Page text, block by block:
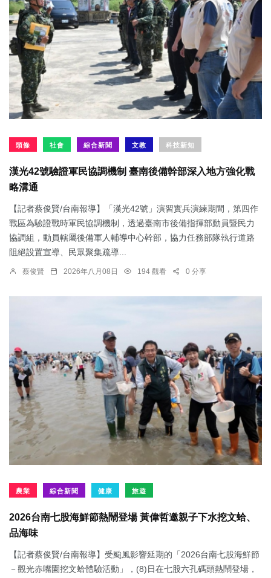
頭條 社會 綜合新聞 文教 科技新知
漢光42號驗證軍民協調機制 臺南後備幹部深入地方強化戰
略溝通
【記者蔡俊賢/台南報導】「漢光42號」演習實兵演練期間，第四作
戰區為驗證戰時軍民協調機制，透過臺南市後備指揮部動員暨民力
協調組，動員轄屬後備軍人輔導中心幹部，協力任務部隊執行道路
阻絕設置宣導、民眾聚集疏導...
蔡俊賢 2026年八月08日 194 觀看 0 分享
農業 綜合新聞 健康 旅遊
2026台南七股海鮮節熱鬧登場 黃偉哲邀親子下水挖文蛤、
品海味
【記者蔡俊賢/台南報導】受颱風影響延期的「2026台南七股海鮮節
－觀光赤嘴園挖文蛤體驗活動」，(8)日在七股六孔碼頭熱鬧登場，